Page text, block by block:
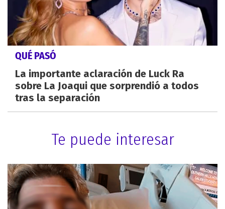
QUÉ PASÓ
La importante aclaración de Luck Ra
sobre La Joaqui que sorprendió a todos
tras la separación
Te puede interesar